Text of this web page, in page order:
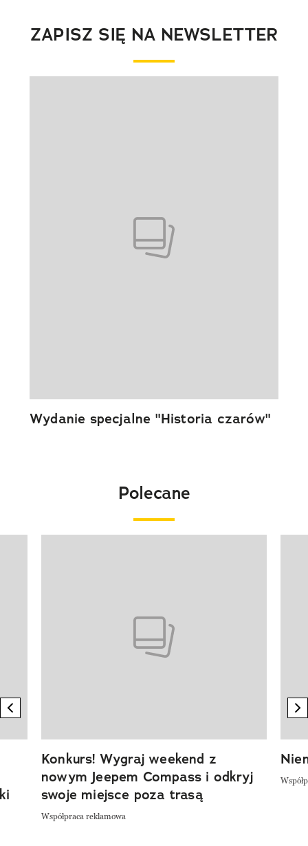
ZAPISZ SIĘ NA NEWSLETTER
Wydanie specjalne "Historia czarów"
Polecane
previous element
Konkurs! Wygraj weekend z
nowym Jeepem Compass i odkryj
swoje miejsce poza trasą
Współpraca reklamowa